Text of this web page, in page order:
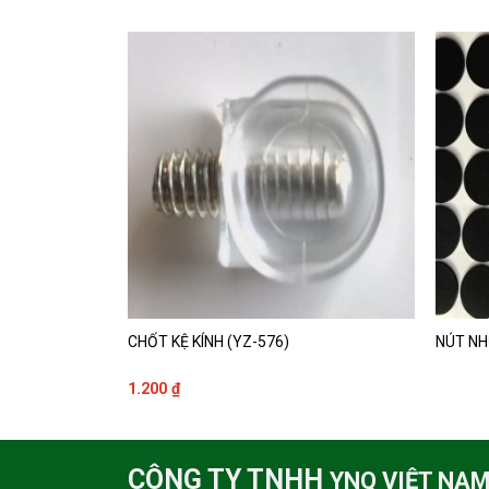
CHỐT KỆ KÍNH (YZ-576)
1.200 ₫
NÚT
CÔNG TY TNHH YNQ VIỆT